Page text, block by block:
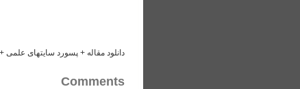
دانلود مقاله + پسورد سایتهای علمی +
Comments